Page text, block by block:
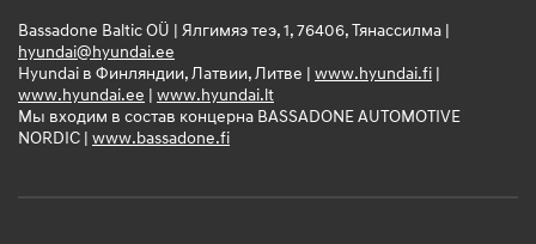
Bassadone Baltic OÜ | Ялгимяэ теэ, 1, 76406, Тянассилма |
hyundai@hyundai.ee
Hyundai в Финляндии, Латвии, Литве | www.hyundai.fi |
www.hyundai.ee | www.hyundai.lt
Мы входим в состав концерна BASSADONE AUTOMOTIVE
NORDIC | www.bassadone.fi